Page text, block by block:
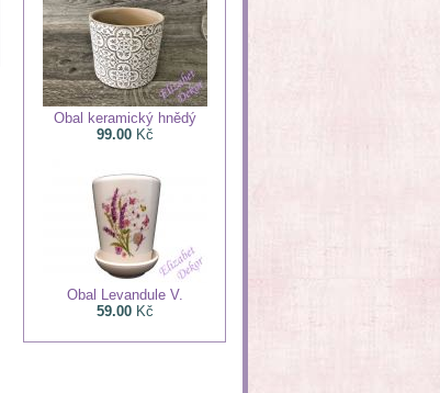
Obal keramický hnědý
99.00Kč
Obal Levandule V.
59.00Kč